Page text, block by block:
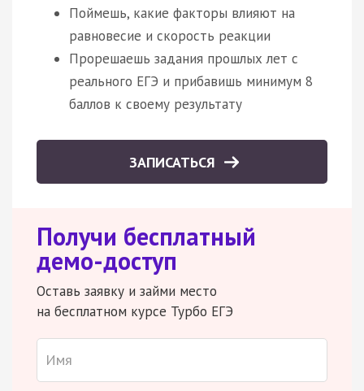
Поймешь, какие факторы влияют на
равновесие и скорость реакции
Прорешаешь задания прошлых лет с
реального ЕГЭ и прибавишь минимум 8
баллов к своему результату
ЗАПИСАТЬСЯ
Получи бесплатный
демо-доступ
Оставь заявку и займи место
на бесплатном курсе Турбо ЕГЭ